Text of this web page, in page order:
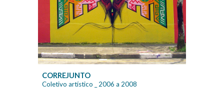
CORREJUNTO
Coletivo artístico _ 2006 a 2008